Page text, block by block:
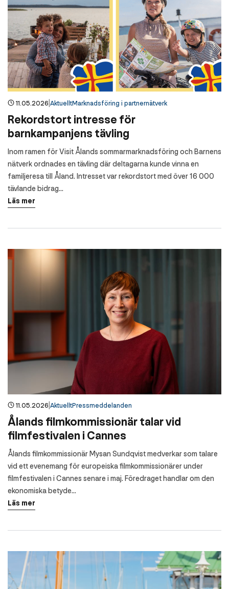
11.05.2026 AktuelltMarknadsföring i partnernätverk
Rekordstort intresse för
barnkampanjens tävling
Inom ramen för Visit Ålands sommarmarknadsföring och Barnens
nätverk ordnades en tävling där deltagarna kunde vinna en
familjeresa till Åland. Intresset var rekordstort med över 16 000
tävlande bidrag...
Läs mer
11.05.2026 AktuelltPressmeddelanden
Ålands filmkommissionär talar vid
filmfestivalen i Cannes
Ålands filmkommissionär Mysan Sundqvist medverkar som talare
vid ett evenemang för europeiska filmkommissionärer under
filmfestivalen i Cannes senare i maj. Föredraget handlar om den
ekonomiska betyde...
Läs mer